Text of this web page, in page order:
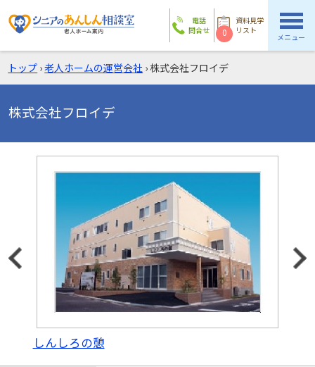
電話
問合せ
資料見学
リスト
0 メニュー
トップ ›老人ホームの運営会社 ›株式会社フロイデ
株式会社フロイデ
しんしろの憩